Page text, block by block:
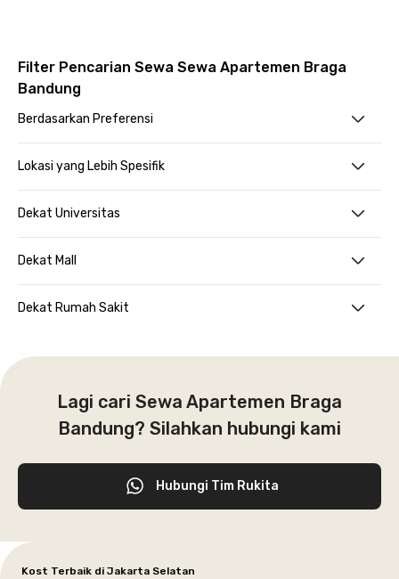
Filter Pencarian Sewa Sewa Apartemen Braga
Bandung
Berdasarkan Preferensi
Lokasi yang Lebih Spesifik
Dekat Universitas
Dekat Mall
Dekat Rumah Sakit
Lagi cari Sewa Apartemen Braga
Bandung? Silahkan hubungi kami
Hubungi Tim Rukita
Kost Terbaik di Jakarta Selatan